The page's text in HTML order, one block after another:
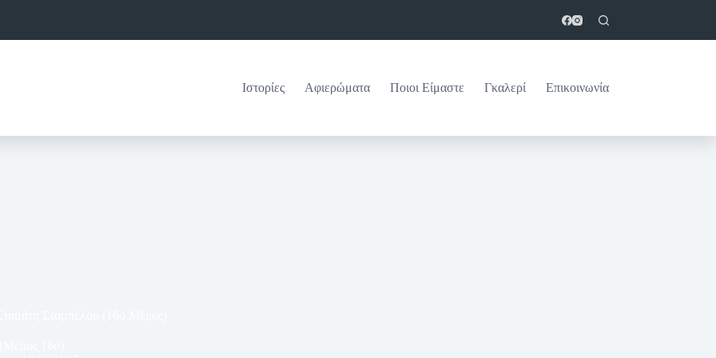
Ιστορίες Αφιερώματα Ποιοι Είμαστε Γκαλερί Επικοινωνία